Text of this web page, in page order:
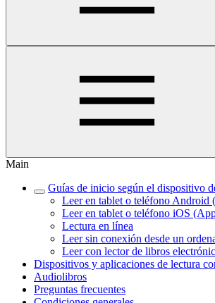
Main
Guías de inicio según el dispositivo
Leer en tablet o teléfono Android
Leer en tablet o teléfono iOS
Lectura en línea
Leer sin conexión desde un
Leer con lector de libros
Dispositivos y aplicaciones de lectura
Audiolibros
Preguntas frecuentes